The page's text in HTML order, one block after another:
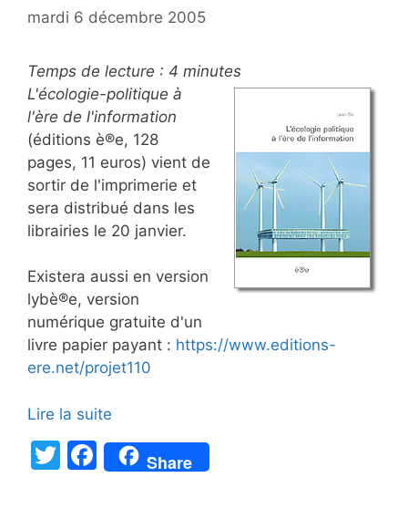
mardi 6 décembre 2005
Temps de lecture : 4 minutes
L'écologie-politique à
l'ère de l'information
(éditions è®e, 128
pages, 11 euros) vient de
sortir de l'imprimerie et
sera distribué dans les
librairies le 20 janvier.
Existera aussi en version
lybè®e, version
numérique gratuite d'un
livre papier payant : https://www.editions-
ere.net/projet110
Lire la suite
T
F
a
Share